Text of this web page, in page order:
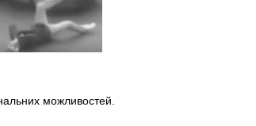
можливостей.